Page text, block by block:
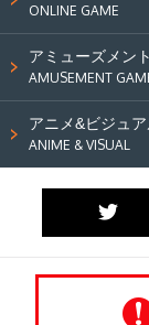
ONLINE GAME
アミューズメント
AMUSEMENT
アニメ&ビジュ
ANIME & VISUAL